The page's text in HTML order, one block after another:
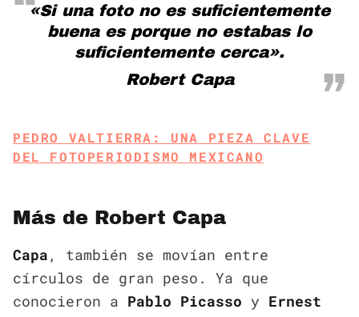
«Si una foto no es suficientemente
buena es porque no estabas lo
suficientemente cerca».
Robert Capa
PEDRO VALTIERRA: UNA PIEZA CLAVE
DEL FOTOPERIODISMO MEXICANO
Más de Robert Capa
Capa , también se movían entre
círculos de gran peso. Ya que
conocieron a Pablo Picasso y Ernest